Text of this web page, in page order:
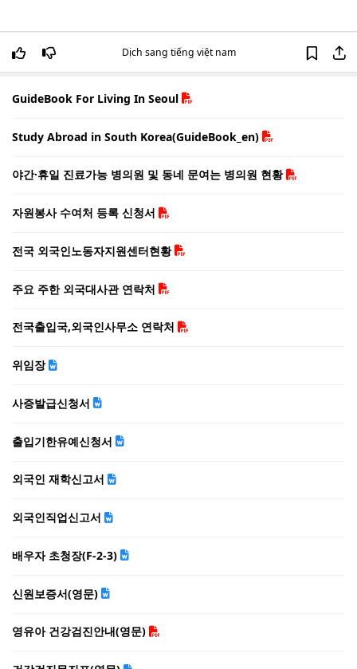
Dịch sang tiếng việt nam
GuideBook For Living In Seoul
Study Abroad in South Korea(GuideBook_en)
야간·휴일 진료가능 병의원 및 동네 문여는 병의원 현황
자원봉사 수여처 등록 신청서
전국 외국인노동자지원센터현황
주요 주한 외국대사관 연락처
전국출입국,외국인사무소 연락처
위임장
사증발급신청서
출입기한유예신청서
외국인 재학신고서
외국인직업신고서
배우자 초청장(F-2-3)
신원보증서(영문)
영유아 건강검진안내(영문)